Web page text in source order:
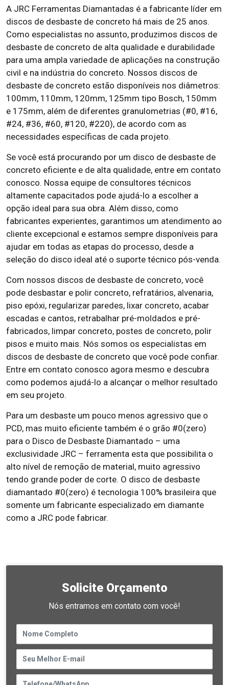
A JRC Ferramentas Diamantadas é a fabricante líder em
discos de desbaste de concreto há mais de 25 anos.
Como especialistas no assunto, produzimos discos de
desbaste de concreto de alta qualidade e durabilidade
para uma ampla variedade de aplicações na construção
civil e na indústria do concreto. Nossos discos de
desbaste de concreto estão disponíveis nos diâmetros:
100mm, 110mm, 120mm, 125mm tipo Bosch, 150mm
e 175mm, além de diferentes granulometrias (#0, #16,
#24, #36, #60, #120, #220), de acordo com as
necessidades específicas de cada projeto.
Se você está procurando por um disco de desbaste de
concreto eficiente e de alta qualidade, entre em contato
conosco. Nossa equipe de consultores técnicos
altamente capacitados pode ajudá-lo a escolher a
opção ideal para sua obra. Além disso, como
fabricantes experientes, garantimos um atendimento ao
cliente excepcional e estamos sempre disponíveis para
ajudar em todas as etapas do processo, desde a
seleção do disco ideal até o suporte técnico pós-venda.
Com nossos discos de desbaste de concreto, você
pode desbastar e polir concreto, refratários, alvenaria,
piso epóxi, regularizar paredes, lixar concreto, acabar
escadas e cantos, retrabalhar pré-moldados e pré-
fabricados, limpar concreto, postes de concreto, polir
pisos e muito mais. Nós somos os especialistas em
discos de desbaste de concreto que você pode confiar.
Entre em contato conosco agora mesmo e descubra
como podemos ajudá-lo a alcançar o melhor resultado
em seu projeto.
Para um desbaste um pouco menos agressivo que o
PCD, mas muito eficiente também é o grão #0(zero)
para o Disco de Desbaste Diamantado – uma
exclusividade JRC – ferramenta esta que possibilita o
alto nível de remoção de material, muito agressivo
tendo grande poder de corte. O disco de desbaste
diamantado #0(zero) é tecnologia 100% brasileira que
somente um fabricante especializado em diamante
como a JRC pode fabricar.
Solicite Orçamento
Nós entramos em contato com você!